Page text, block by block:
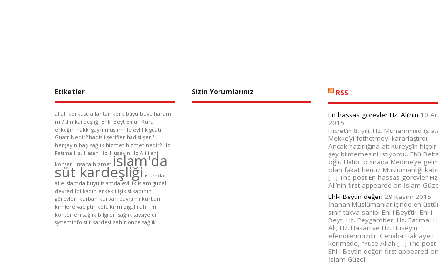
Etiketler
allah korkusu allahtan kork büyü büyü haram
mı? din kardeşliği Ehl-i Beyt Ehlü'l Kura
erkeğin hakkı gayri müslim ile evlilik guatr
Guatr Nedir? hadis-i şerifler hadisi şerif
herşeyin başı sağlık hizmet hizmet nedir? Hz.
Fatıma Hz. Hasan Hz. Hüseyin Hz Ali ilahi
konseri insana hizmet islam'da
süt kardeşliği islamda
aile islamda büyü islamda evlilik islam güzel
devredildi kadın erkek ilişikisi kadının
görevleri kurban kurban bayramı kurban
kimlere vaciptir köle kırmızıgül ilahi fm
konserleri sağlık bilgileri sağlık tavsiyeleri
systeminfo süt kardeşi zahir önce sağlık
Sizin Yorumlarınız RSS
En hassas görevler Hz. Ali’nin 10
2015
Hicret’in 8. yılı, Hz. Muhammed
Mekke’yi fethetmeyi kararlaştırdı.
Ancak hazırlığına ait Kureyş’in hiçbir
şey bilmemesini istiyordu. Ebû
oğlu Hâtıb, o sırada Medine’ye
olan fakat henüz Müslümanlığı
[…] The post En hassas görevler
Ali’nin first appeared on İslam
Ehl-i Beytin değeri 29 Kasım 2015
İnanan Müslümanlar içinde en
sınıf takva sahibi Ehl-i Beyt’tir. Ehl-i
Beyt, Hz. Peygamber, Hz. Fatıma,
Ali, Hz. Hasan ve Hz. Hüseyin
efendilerimizdir. Cenab-ı Hak ayeti
kerimede, “Yüce Allah […] The post
Ehl-i Beytin değeri first appeared on
İslam Güzel.